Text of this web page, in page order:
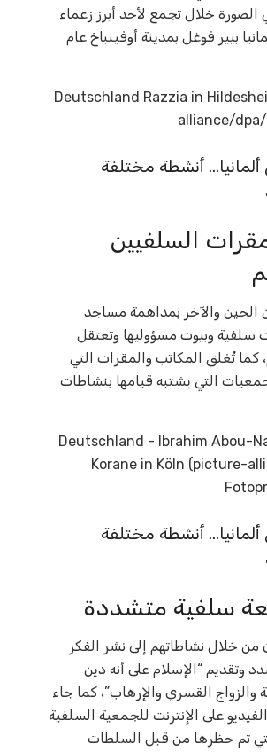
الصورة خلال تجمع لأحد أبرز زعماء
بيير فوغل بمدينة أوفينباخ عام
أنشطة مختلفة
السلفيين
الحين والآخر بمداهمة مساجد
سلفية وبيوت مسؤوليها وتعتقل
كما تُغلق المكاتب والمقرات التي
التي يشتبه قيامها بنشاطات
أنشطة مختلفة
سلفية متشددة
خلال نشاطاتهم إلى نشر الفكر
وتقديم “الإسلام على أنه دين
والزواج القسري والإرهاب”، كما جاء
على الإنترنت للجمعية السلفية
تم حظرها من قبل السلطات